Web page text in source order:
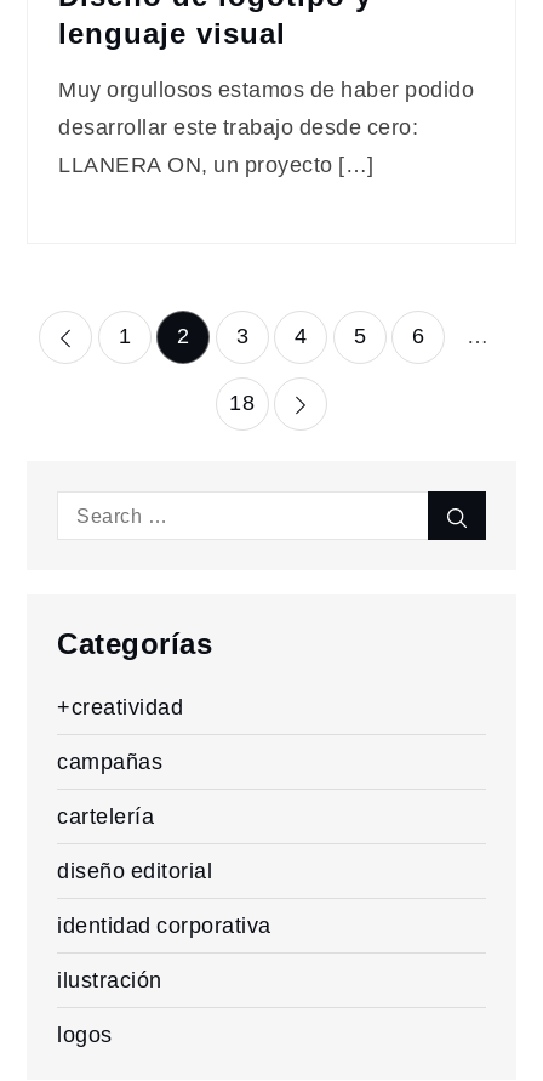
lenguaje visual
Muy orgullosos estamos de haber podido
desarrollar este trabajo desde cero:
LLANERA ON, un proyecto […]
Paginación
1 2 3 4 5 6 …
18
Search
Categorías
+creatividad
campañas
cartelería
diseño editorial
identidad corporativa
ilustración
logos